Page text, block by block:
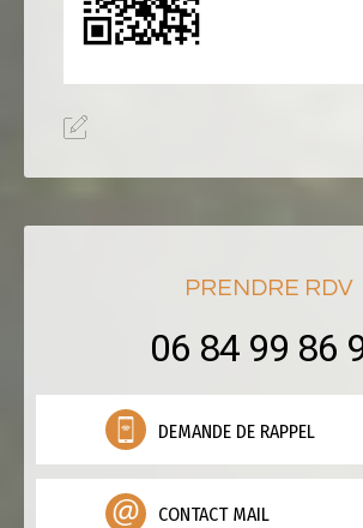
PRENDRE RDV
06 84 99 86
DEMANDE DE RAPPEL
CONTACT MAIL